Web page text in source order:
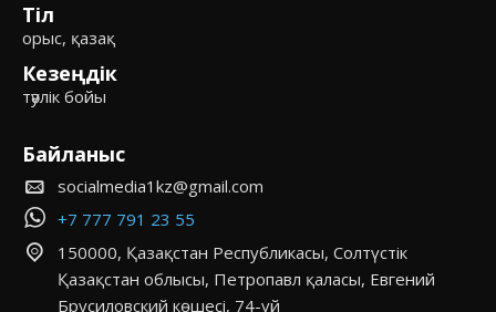
Тіл
орыс, қазақ
Кезеңдік
тәулік бойы
Байланыс
socialmedia1kz@gmail.com
+7 777 791 23 55
150000, Қазақстан Республикасы, Солтүстік
Қазақстан облысы, Петропавл қаласы, Евгений
Брусиловский көшесі, 74-үй